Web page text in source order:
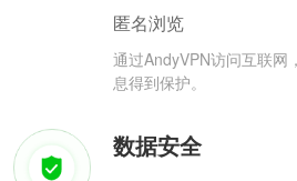
匿名浏览
通过AndyVPN访问互联网
息得到保护。
数据安全